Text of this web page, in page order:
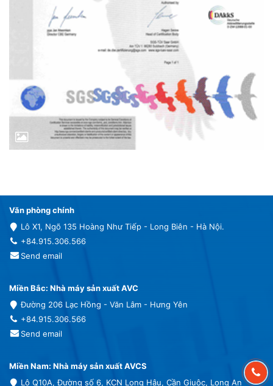
Văn phòng chính
Lô X1, Ngõ 135 Hoàng Như Tiếp - Long Biên - Hà Nội.
+84.915.306.566
Send email
Miền Bắc: Nhà máy sản xuất AVC
Đường 206 Lạc Hồng - Văn Lâm - Hưng Yên
+84.915.306.566
Send email
Miền Nam: Nhà máy sản xuất AVCS
Lô Q10A, Đường số 6, KCN Long Hậu, Cần Giuộc, Long An